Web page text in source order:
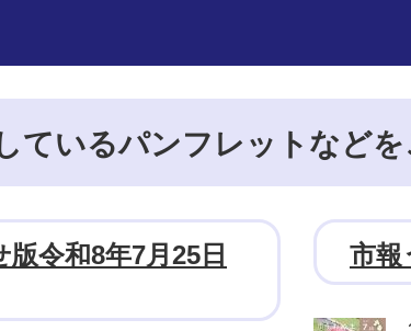
ているパンフレットなどを
令和8年7月25日
市報